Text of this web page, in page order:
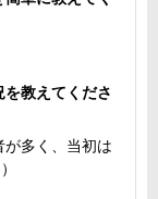
教えてくださ
多く、当初は